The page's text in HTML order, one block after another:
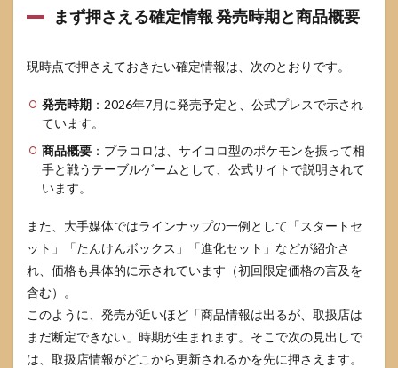
公式
ショ
ベン
報の
拾い
4.3
二次
流通
う場
合の
安全
策
ポケ
モン
のプ
まず押さえる確定情報 発売時期と商品概要
現時点で押さえておきたい確定情報は、次のとおりです。
発売時期 ：2026年7月に発売予定と、公式プレスで示され
ています。
商品概要 ：プラコロは、サイコロ型のポケモンを振って相
手と戦うテーブルゲームとして、公式サイトで説明されて
います。
また、大手媒体ではラインナップの一例として「スタートセ
ット」「たんけんボックス」「進化セット」などが紹介さ
れ、価格も具体的に示されています（初回限定価格の言及を
含む）。
このように、発売が近いほど「商品情報は出るが、取扱店は
まだ断定できない」時期が生まれます。そこで次の見出しで
は、取扱店情報がどこから更新されるかを先に押さえます。